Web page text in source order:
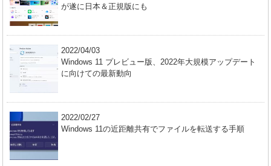
が遂に日本＆正規版にも
2022/04/03
Windows 11 プレビュー版、2022年大規模アップデート
に向けての最新動向
2022/02/27
Windows 11の近距離共有でファイルを転送する手順